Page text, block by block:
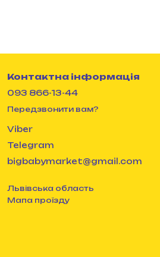
Контактна інформація
093 866-13-44
Передзвонити вам?
Viber
Telegram
bigbabymarket@gmail.com
Львівська область
Мапа проїзду